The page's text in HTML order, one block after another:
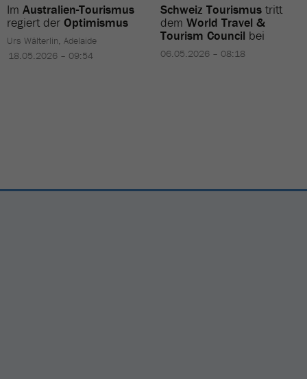
Im Australien-Tourismus
regiert der Optimismus
Urs Wälterlin, Adelaide
18.05.2026 – 09:54
Schweiz Tourismus tritt
dem World Travel &
Tourism Council bei
06.05.2026 – 08:18